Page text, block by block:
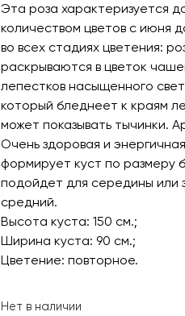
Эта роза характеризуется
количеством цветов с июня
во всех стадиях цветения:
раскрываются в цветок
лепестков насыщенного
который бледнеет к краям
может показывать тычинки.
Очень здоровая и
формирует куст по
подойдет для середины или
средний.
Высота куста: 150 см.;
Ширина куста: 90 см.;
Цветение: повторное.
Нет в наличии